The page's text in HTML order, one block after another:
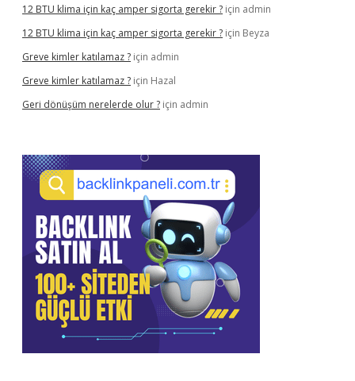
12 BTU klima için kaç amper sigorta gerekir ? için admin
12 BTU klima için kaç amper sigorta gerekir ? için Beyza
Greve kimler katılamaz ? için admin
Greve kimler katılamaz ? için Hazal
Geri dönüşüm nerelerde olur ? için admin